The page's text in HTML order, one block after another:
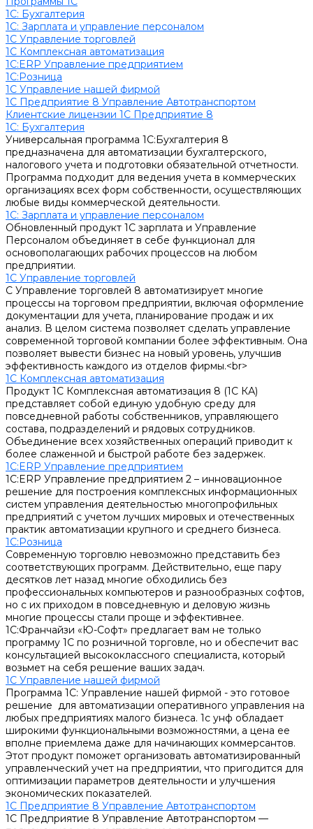
1C: Бухгалтерия
1С: Зарплата и управление персоналом
1С Управление торговлей
1С Комплексная автоматизация
1С:ERP Управление предприятием
1С:Розница
1С Управление нашей фирмой
1С Предприятие 8 Управление Автотранспортом
Клиентские лицензии 1С Предприятие 8
1C: Бухгалтерия
Универсальная программа 1С:Бухгалтерия 8
предназначена для автоматизации бухгалтерского,
налогового учета и подготовки обязательной отчетности.
Программа подходит для ведения учета в коммерческих
организациях всех форм собственности, осуществляющих
любые виды коммерческой деятельности.
1С: Зарплата и управление персоналом
Обновленный продукт 1С зарплата и Управление
Персоналом объединяет в себе функционал для
основополагающих рабочих процессов на любом
предприятии.
1С Управление торговлей
С Управление торговлей 8 автоматизирует многие
процессы на торговом предприятии, включая оформление
документации для учета, планирование продаж и их
анализ. В целом система позволяет сделать управление
современной торговой компании более эффективным. Она
позволяет вывести бизнес на новый уровень, улучшив
эффективность каждого из отделов фирмы.<br>
1С Комплексная автоматизация
Продукт 1С Комплексная автоматизация 8 (1С КА)
представляет собой единую удобную среду для
повседневной работы собственников, управляющего
состава, подразделений и рядовых сотрудников.
Объединение всех хозяйственных операций приводит к
более слаженной и быстрой работе без задержек.
1С:ERP Управление предприятием
1С:ERP Управление предприятием 2 – инновационное
решение для построения комплексных информационных
систем управления деятельностью многопрофильных
предприятий с учетом лучших мировых и отечественных
практик автоматизации крупного и среднего бизнеса.
1С:Розница
Современную торговлю невозможно представить без
соответствующих программ. Действительно, еще пару
десятков лет назад многие обходились без
профессиональных компьютеров и разнообразных софтов,
но с их приходом в повседневную и деловую жизнь
многие процессы стали проще и эффективнее.
1С:Франчайзи «Ю-Софт» предлагает вам не только
программу 1С по розничной торговле, но и обеспечит вас
консультацией высококлассного специалиста, который
возьмет на себя решение ваших задач.
1С Управление нашей фирмой
Программа 1С: Управление нашей фирмой - это готовое
решение для автоматизации оперативного управления на
любых предприятиях малого бизнеса. 1с унф обладает
широкими функциональными возможностями, а цена ее
вполне приемлема даже для начинающих коммерсантов.
Этот продукт поможет организовать автоматизированный
управленческий учет на предприятии, что пригодится для
оптимизации параметров деятельности и улучшения
экономических показателей.
1С Предприятие 8 Управление Автотранспортом
1С Предприятие 8 Управление Автотранспортом —